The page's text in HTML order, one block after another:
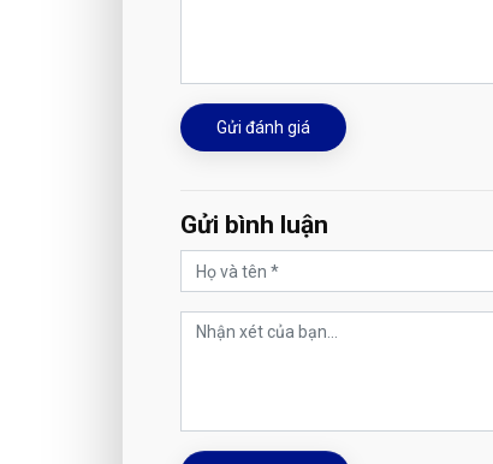
Gửi đánh giá
Gửi bình luận